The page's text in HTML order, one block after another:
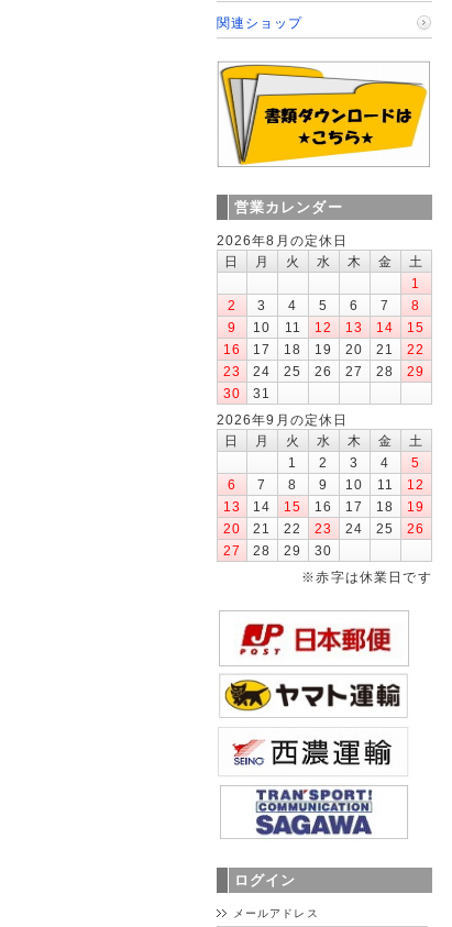
関連ショップ
営業カレンダー
2026年8月の定休日
日
月 火 水 木 金
土
1
2
3 4 5 6 7
8
9
10 11 12 13 14
15
16
17 18 19 20 21
22
23
24 25 26 27 28
29
30
31
2026年9月の定休日
日
月 火 水 木 金
土
1
2 3 4
5
6
7 8 9 10 11
12
13
14 15 16 17 18
19
20
21 22 23 24 25
26
27
28 29
30
※赤字は休業日です
ログイン
メールアドレス